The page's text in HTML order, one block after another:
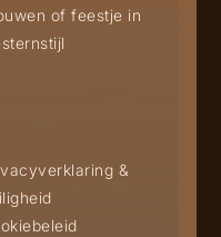
of feestje in
&